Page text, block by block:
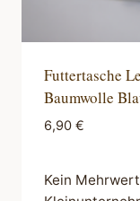
Futtertasche
Baumwolle
6,90 €
Kein